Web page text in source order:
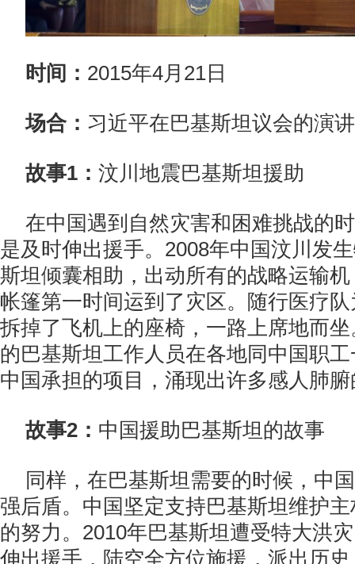
时间： 2015年4月21日
场合： 习近平在巴基斯坦议会的演讲
故事1： 汶川地震巴基斯坦援助
在中国遇到自然灾害和困难挑战的
是及时伸出援手。2008年中国汶川发
斯坦倾囊相助，出动所有的战略运输
帐篷第一时间运到了灾区。随行医疗
拆掉了飞机上的座椅，一路上席地而
的巴基斯坦工作人员在各地同中国职
中国承担的项目，涌现出许多感人肺
故事2： 中国援助巴基斯坦的故事
同样，在巴基斯坦需要的时候，中
强后盾。中国坚定支持巴基斯坦维护
的努力。2010年巴基斯坦遭受特大洪
伸出援手，陆空全方位施援，派出历